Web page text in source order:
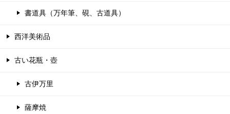
書道具（万年筆、硯、古道具）
西洋美術品
古い花瓶・壺
古伊万里
薩摩焼